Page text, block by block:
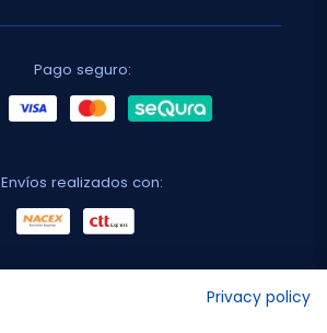
Pago seguro:
Envíos realizados con:
Privacy policy